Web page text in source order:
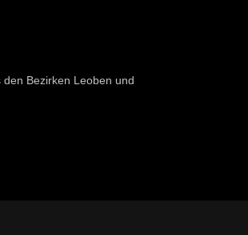
Bezirken Leoben und